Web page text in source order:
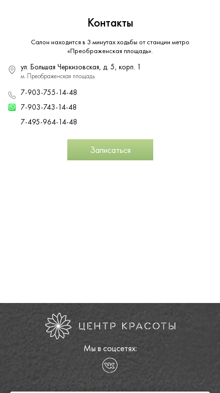
Контакты
Салон находится в 3 минутах ходьбы от станции метро
«Преображенская площадь».
ул. Большая Черкизовская, д. 5, корп. 1
м. Преображенская площадь
7-903-755-14-48
7-903-743-14-48
7-495-964-14-48
Записаться
Мы в соцсетях: